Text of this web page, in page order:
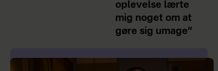
oplevelse lærte
mig noget om at
gøre sig umage”